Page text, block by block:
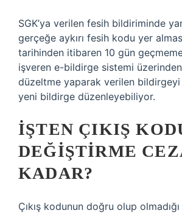
SGK’ya verilen fesih bildiriminde
gerçeğe aykırı fesih kodu yer
tarihinden itibaren 10 gün
işveren e-bildirge sistemi
düzeltme yaparak verilen
yeni bildirge düzenleyebiliyor.
İŞTEN ÇIKIŞ
DEĞIŞTIRME
KADAR?
Çıkış kodunun doğru olup